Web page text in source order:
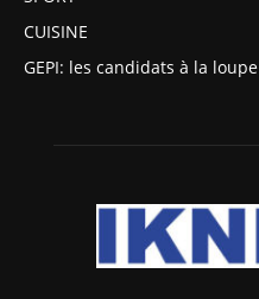
CUISINE
GEPI: les candidats à la loupe